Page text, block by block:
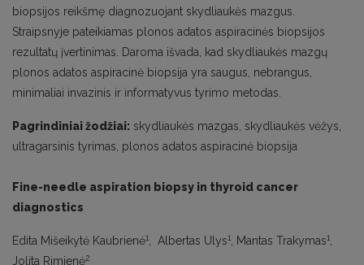
biopsijos reikšmę diagnozuojant skydliaukės mazgus.
Straipsnyje pateikiamas plonos adatos aspiracinės biopsijos
rezultatų įvertinimas. Daroma išvada, kad skydliaukės mazgų
plonos adatos aspiracinė biopsija yra saugus, nebrangus,
minimaliai invazinis ir informatyvus tyrimo metodas.
Pagrindiniai žodžiai: skydliaukės mazgas, skydliaukės vėžys,
ultragarsinis tyrimas, plonos adatos aspiracinė biopsija
Fine-needle aspiration biopsy in thyroid cancer
diagnostics
Edita Mišeikytė Kaubrienė1 , Albertas Ulys1 , Mantas Trakymas1
Jolita Rimienė2